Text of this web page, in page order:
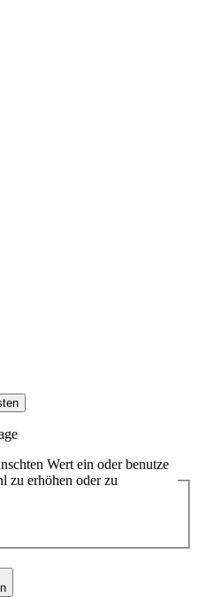
Wert ein oder benutze
zu erhöhen oder zu